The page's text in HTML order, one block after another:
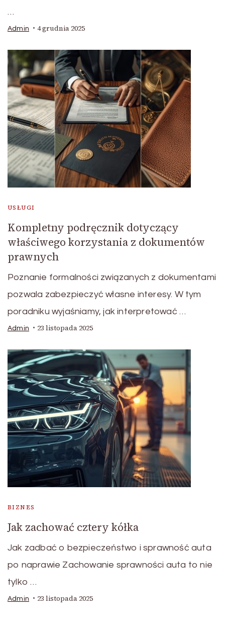
…
Admin 4 grudnia 2025
USŁUGI
Kompletny podręcznik dotyczący
właściwego korzystania z dokumentów
prawnych
Poznanie formalności związanych z dokumentami
pozwala zabezpieczyć własne interesy. W tym
poradniku wyjaśniamy, jak interpretować …
Admin 23 listopada 2025
BIZNES
Jak zachować cztery kółka
Jak zadbać o bezpieczeństwo i sprawność auta
po naprawie Zachowanie sprawności auta to nie
tylko …
Admin 23 listopada 2025